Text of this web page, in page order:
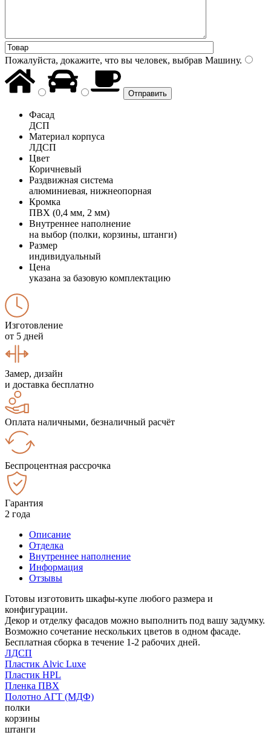
Пожалуйста, докажите, что вы человек, выбрав Машину.
Фасад
ДСП
Материал корпуса
ЛДСП
Цвет
Коричневый
Раздвижная система
алюминиевая, нижнеопорная
Кромка
ПВХ (0,4 мм, 2 мм)
Внутреннее наполнение
на выбор (полки, корзины, штанги)
Размер
индивидуальный
Цена
указана за базовую комплектацию
Изготовление
от 5 дней
Замер, дизайн
и доставка бесплатно
Оплата наличными, безналичный расчёт
Беспроцентная рассрочка
Гарантия
2 года
Описание
Отделка
Внутреннее наполнение
Информация
Отзывы
Готовы изготовить шкафы-купе любого размера и
конфигурации.
Декор и отделку фасадов можно выполнить под вашу задумку.
Возможно сочетание нескольких цветов в одном фасаде.
Бесплатная сборка в течение 1-2 рабочих дней.
ЛДСП
Пластик Alvic Luxe
Пластик HPL
Пленка ПВХ
Полотно АГТ (МДФ)
полки
корзины
штанги